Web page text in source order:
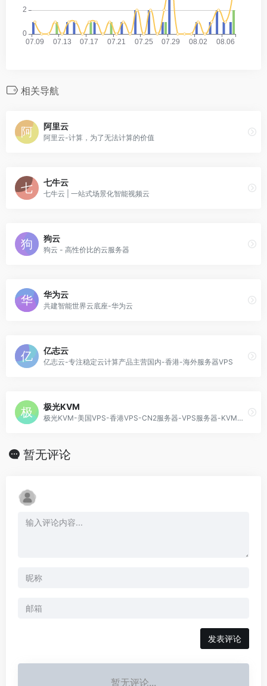
相关导航
阿里云
阿里云-计算，为了无法计算的价值
七牛云
七牛云 | 一站式场景化智能视频云
狗云
狗云 - 高性价比的云服务器
华为云
共建智能世界云底座-华为云
亿志云
亿志云-专注稳定云计算产品主营国内-香港-海外服务器VPS
极光KVM
极光KVM-美国VPS-香港VPS-CN2服务器-VPS服务器-KVM服务器
暂无评论
发表评论
暂无评论...